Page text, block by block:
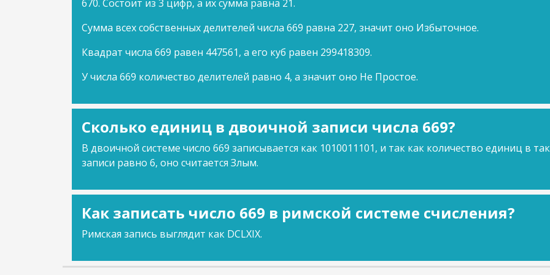
670. Состоит из 3 цифр, а их сумма равна 21.
Сумма всех собственных делителей числа 669 равна 227, значит оно Избыточное.
Квадрат числа 669 равен 447561, а его куб равен 299418309.
У числа 669 количество делителей равно 4, а значит оно Не Простое.
Сколько единиц в двоичной записи числа 669?
В двоичной системе число 669 записывается как 1010011101, и так как количество единиц в
записи равно 6, оно считается Злым.
Как записать число 669 в римской системе счисления?
Римская запись выглядит как DCLXIX.